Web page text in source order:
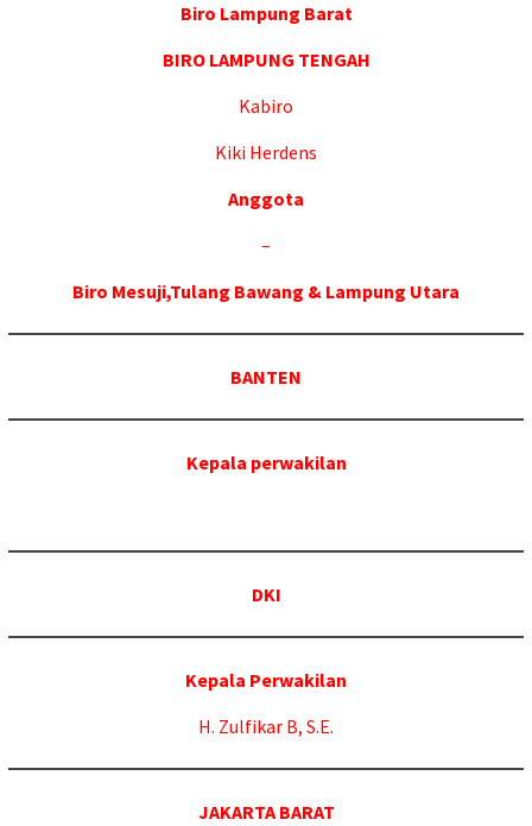
Biro Lampung Barat
BIRO LAMPUNG TENGAH
Kabiro
Kiki Herdens
Anggota
–
Biro Mesuji,Tulang Bawang & Lampung Utara
BANTEN
Kepala perwakilan
DKI
Kepala Perwakilan
H. Zulfikar B, S.E.
JAKARTA BARAT